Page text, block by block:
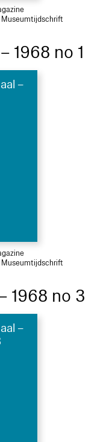
1968 no 1
–
1968 no 3
–